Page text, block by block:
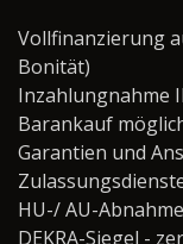
Vollfinanzierung
Bonität)
Inzahlungnahme
Barankauf
Garantien und
HU-/ AU-
DEKRA-Siegel -